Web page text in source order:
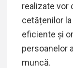
realizate vor
cetățenilor
eficiente și
persoanelor
muncă.